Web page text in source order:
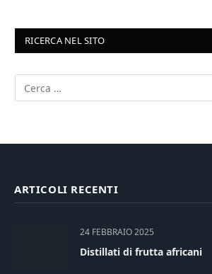
RICERCA NEL SITO
ARTICOLI RECENTI
24 FEBBRAIO 2025
Distillati di frutta africani